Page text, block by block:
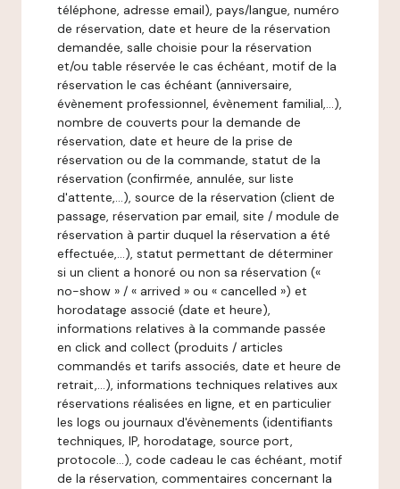
téléphone, adresse email), pays/langue, numéro
de réservation, date et heure de la réservation
demandée, salle choisie pour la réservation
et/ou table réservée le cas échéant, motif de la
réservation le cas échéant (anniversaire,
évènement professionnel, évènement familial,…),
nombre de couverts pour la demande de
réservation, date et heure de la prise de
réservation ou de la commande, statut de la
réservation (confirmée, annulée, sur liste
d'attente,…), source de la réservation (client de
passage, réservation par email, site / module de
réservation à partir duquel la réservation a été
effectuée,…), statut permettant de déterminer
si un client a honoré ou non sa réservation («
no-show » / « arrived » ou « cancelled ») et
horodatage associé (date et heure),
informations relatives à la commande passée
en click and collect (produits / articles
commandés et tarifs associés, date et heure de
retrait,…), informations techniques relatives aux
réservations réalisées en ligne, et en particulier
les logs ou journaux d'évènements (identifiants
techniques, IP, horodatage, source port,
protocole…), code cadeau le cas échéant, motif
de la réservation, commentaires concernant la